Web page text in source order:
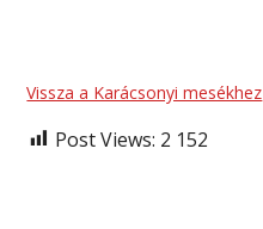
Vissza a Karácsonyi mesékhez
Post Views: 2 152